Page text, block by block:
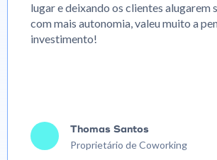
lugar e deixando os clientes alugarem
com mais autonomia, valeu muito a
investimento!
Thomas Santos
Proprietário de Coworking